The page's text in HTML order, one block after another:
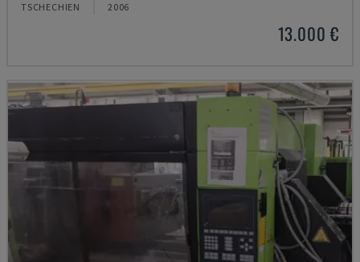
TSCHECHIEN 2006
13.000 €